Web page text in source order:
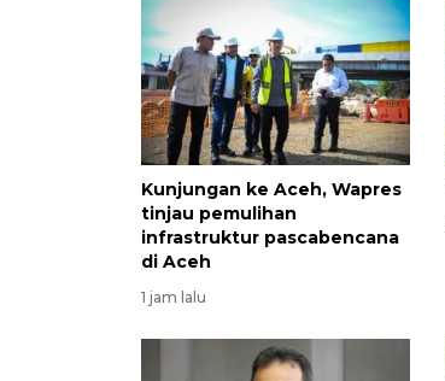
Kunjungan ke Aceh, Wapres
tinjau pemulihan
infrastruktur pascabencana
di Aceh
1 jam lalu